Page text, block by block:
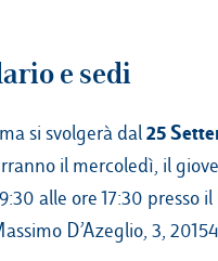
e sedi
si svolgerà dal25
il mercoledì, il
alle ore 17:30 presso
D’Azeglio, 3,